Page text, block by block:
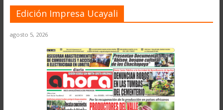
Edición Impresa Ucayali
agosto 5, 2026